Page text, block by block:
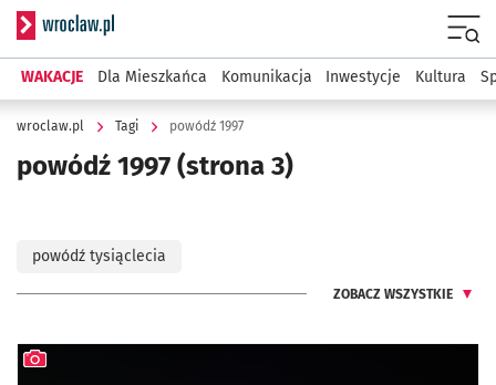
Serwis informacyjny wroclaw.pl
WAKACJE Dla Mieszkańca Komunikacja Inwestycje Kultura
wroclaw.pl Tagi powódź 1997
powódź 1997 (strona 3)
powódź tysiąclecia
ZOBACZ WSZYSTKIE